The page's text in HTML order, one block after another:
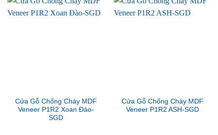
Cửa Gỗ Chống Cháy MDF
Veneer P1R2 Xoan Đào-
SGD
Cửa Gỗ Chống Cháy MDF
Veneer P1R2 ASH-SGD